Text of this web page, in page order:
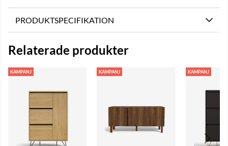
PRODUKTSPECIFIKATION
Relaterade produkter
KAMPANJ KAMPANJ KAMPANJ